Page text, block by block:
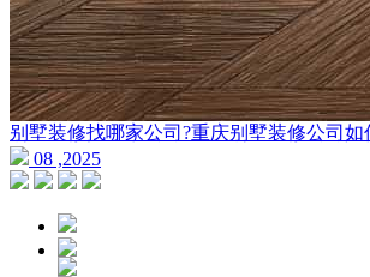
别墅装修找哪家公司?重庆别墅装修公司如
08 ,2025